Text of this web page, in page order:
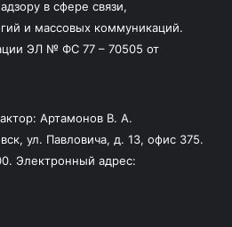
в сфере связи,
и массовых коммуникаций.
ЭЛ № ФС 77 – 70505 от
Артамонов В. А.
ул. Павловича, д. 13, офис 375.
Электронный адрес: